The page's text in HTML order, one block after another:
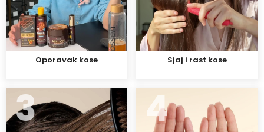
Oporavak kose Sjaj i rast kose
3 4